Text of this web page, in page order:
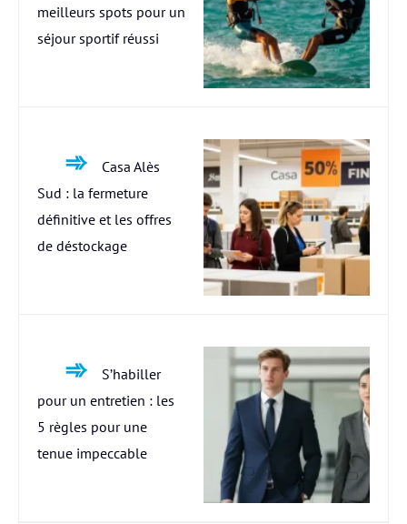
meilleurs spots pour un
séjour sportif réussi
Casa Alès
Sud : la fermeture
définitive et les offres
de déstockage
S’habiller
pour un entretien : les
5 règles pour une
tenue impeccable